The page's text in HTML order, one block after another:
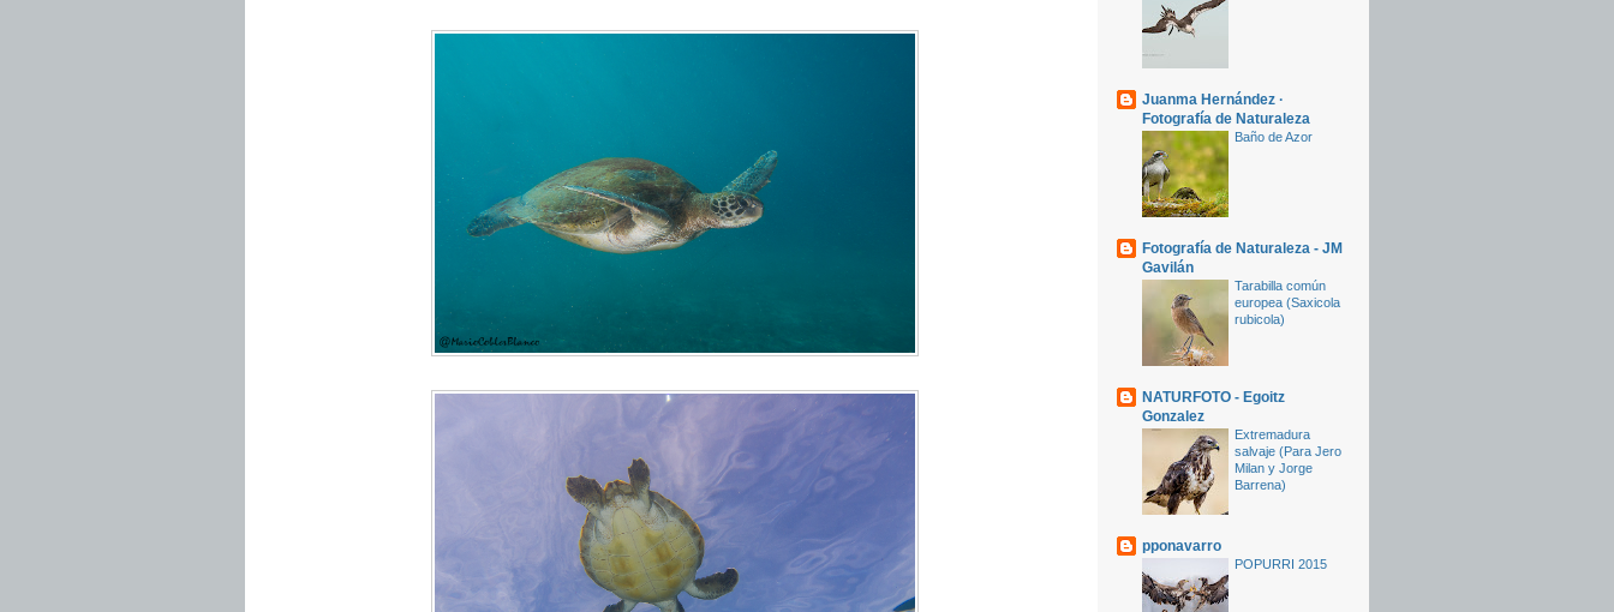
Juanma Hernández ·
Fotografía de Naturaleza
Baño de Azor
Fotografía de Naturaleza - JM
Gavilán
Tarabilla común
europea (Saxicola
rubicola)
NATURFOTO - Egoitz
Gonzalez
Extremadura
salvaje (Para Jero
Milan y Jorge
Barrena)
pponavarro
POPURRI 2015